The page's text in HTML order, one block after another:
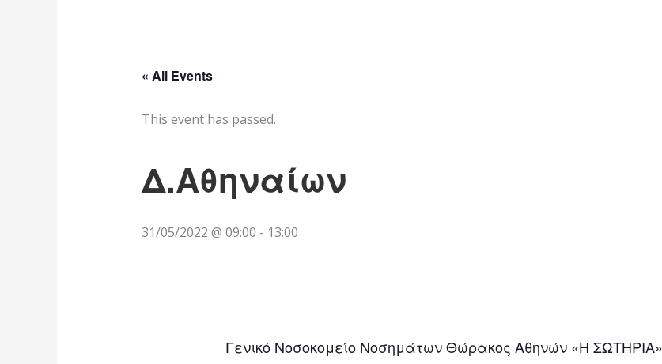
« All Events
This event has passed.
Δ.Αθηναίων
31/05/2022 @ 09:00 - 13:00
Γενικό Νοσοκομείο Νοσημάτων Θώρακος Αθηνών «Η ΣΩΤΗΡΙΑ»